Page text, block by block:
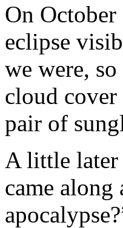
On
eclipse
we were,
cloud
pair of
A little
came